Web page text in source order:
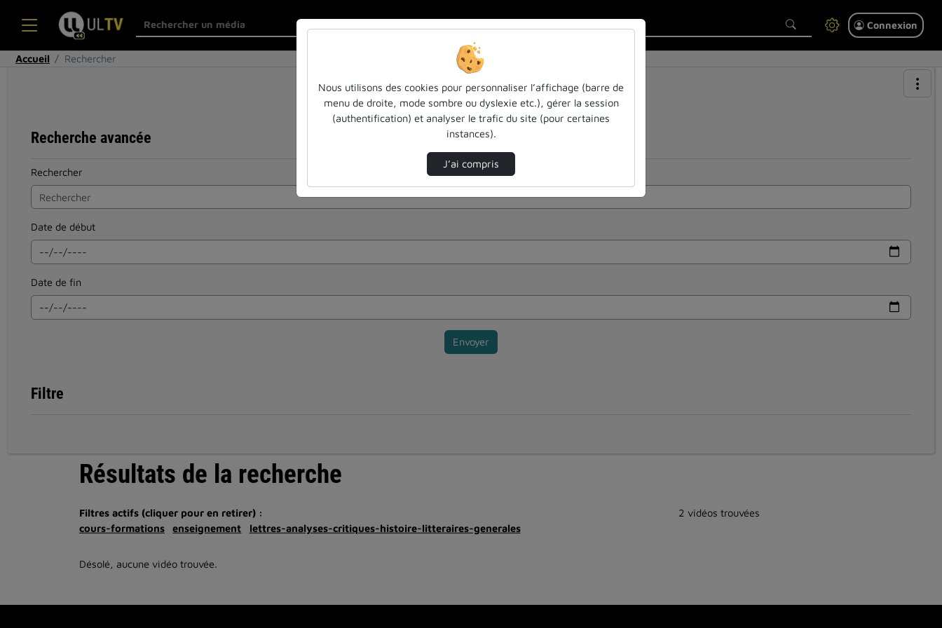
Connexion
Accueil Rechercher
Recherche avancée
Rechercher
Date de début
Date de fin
Envoyer
Filtre
Résultats de la recherche
Filtres actifs (cliquer pour en retirer) :
cours-formations
enseignement lettres-analyses-critiques-histoire-litteraires-generales
2 vidéos trouvées
Désolé, aucune vidéo trouvée.
Nous utilisons des cookies pour personnaliser l’affichage (barre de
menu de droite, mode sombre ou dyslexie etc.), gérer la session
(authentification) et analyser le trafic du site (pour certaines
instances).
J’ai compris